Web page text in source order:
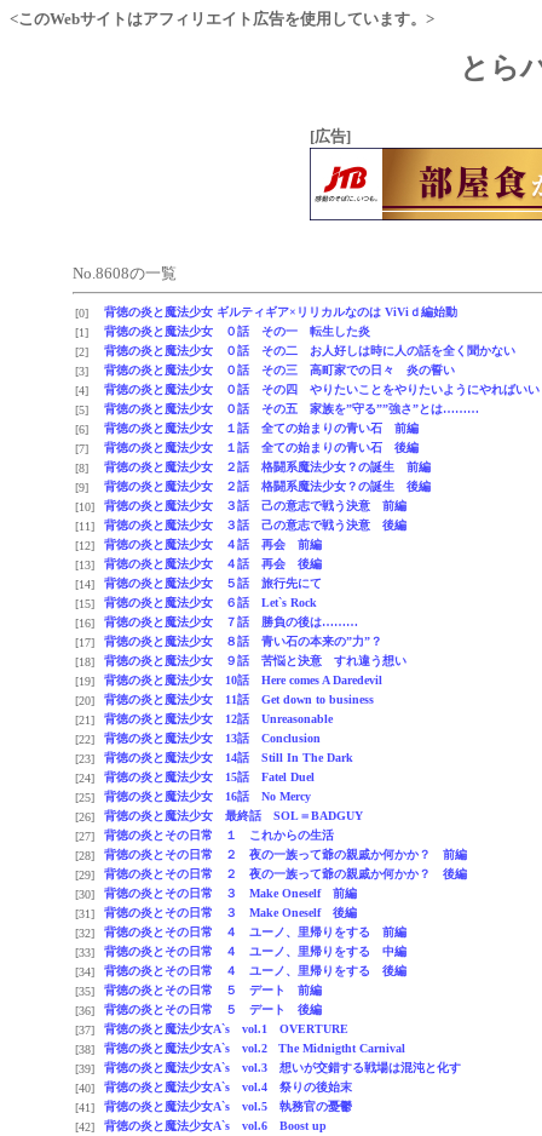
<このWebサイトはアフィリエイト広告を使用しています。>
とら
[広告]
No.8608の一覧
[0]
背徳の炎と魔法少女 ギルティギア×リリカルなのは ViViｄ編始動
[1]
背徳の炎と魔法少女 ０話 その一 転生した炎
[2]
背徳の炎と魔法少女 ０話 その二 お人好しは時に人の話を全く聞かない
[3]
背徳の炎と魔法少女 ０話 その三 高町家での日々 炎の誓い
[4]
背徳の炎と魔法少女 ０話 その四 やりたいことをやりたいようにやればいい
[5]
背徳の炎と魔法少女 ０話 その五 家族を”守る””強さ”とは………
[6]
背徳の炎と魔法少女 １話 全ての始まりの青い石 前編
[7]
背徳の炎と魔法少女 １話 全ての始まりの青い石 後編
[8]
背徳の炎と魔法少女 ２話 格闘系魔法少女？の誕生 前編
[9]
背徳の炎と魔法少女 ２話 格闘系魔法少女？の誕生 後編
[10]
背徳の炎と魔法少女 ３話 己の意志で戦う決意 前編
[11]
背徳の炎と魔法少女 ３話 己の意志で戦う決意 後編
[12]
背徳の炎と魔法少女 ４話 再会 前編
[13]
背徳の炎と魔法少女 ４話 再会 後編
[14]
背徳の炎と魔法少女 ５話 旅行先にて
[15]
背徳の炎と魔法少女 ６話 Let`s Rock
[16]
背徳の炎と魔法少女 ７話 勝負の後は………
[17]
背徳の炎と魔法少女 ８話 青い石の本来の”力”？
[18]
背徳の炎と魔法少女 ９話 苦悩と決意 すれ違う想い
[19]
背徳の炎と魔法少女 10話 Here comes A Daredevil
[20]
背徳の炎と魔法少女 11話 Get down to business
[21]
背徳の炎と魔法少女 12話 Unreasonable
[22]
背徳の炎と魔法少女 13話 Conclusion
[23]
背徳の炎と魔法少女 14話 Still In The Dark
[24]
背徳の炎と魔法少女 15話 Fatel Duel
[25]
背徳の炎と魔法少女 16話 No Mercy
[26]
背徳の炎と魔法少女 最終話 SOL＝BADGUY
[27]
背徳の炎とその日常 １ これからの生活
[28]
背徳の炎とその日常 ２ 夜の一族って爺の親戚か何かか？ 前編
[29]
背徳の炎とその日常 ２ 夜の一族って爺の親戚か何かか？ 後編
[30]
背徳の炎とその日常 ３ Make Oneself 前編
[31]
背徳の炎とその日常 ３ Make Oneself 後編
[32]
背徳の炎とその日常 ４ ユーノ、里帰りをする 前編
[33]
背徳の炎とその日常 ４ ユーノ、里帰りをする 中編
[34]
背徳の炎とその日常 ４ ユーノ、里帰りをする 後編
[35]
背徳の炎とその日常 ５ デート 前編
[36]
背徳の炎とその日常 ５ デート 後編
[37]
背徳の炎と魔法少女A`s vol.1 OVERTURE
[38]
背徳の炎と魔法少女A`s vol.2 The Midnigtht Carnival
[39]
背徳の炎と魔法少女A`s vol.3 想いが交錯する戦場は混沌と化す
[40]
背徳の炎と魔法少女A`s vol.4 祭りの後始末
[41]
背徳の炎と魔法少女A`s vol.5 執務官の憂鬱
[42]
背徳の炎と魔法少女A`s vol.6 Boost up